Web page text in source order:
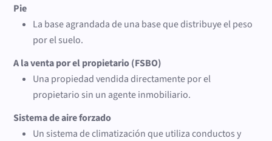
Pie
La base agrandada de una base que distribuye el peso
por el suelo.
A la venta por el propietario (FSBO)
Una propiedad vendida directamente por el
propietario sin un agente inmobiliario.
Sistema de aire forzado
Un sistema de climatización que utiliza conductos y